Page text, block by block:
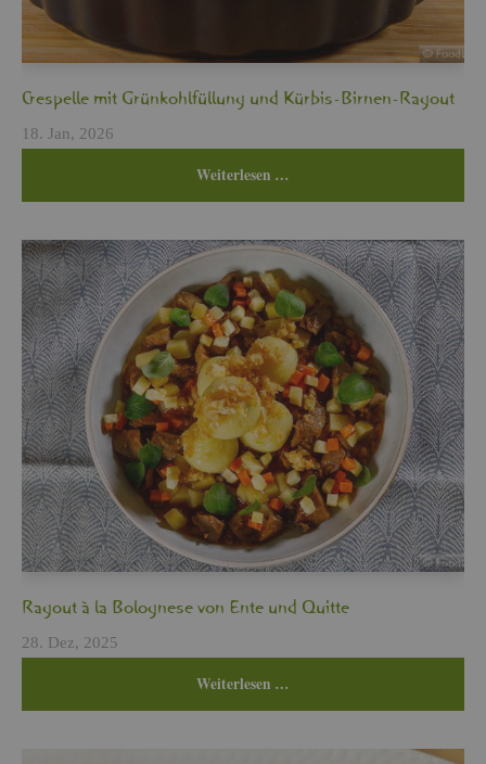
Cres­pel­le mit Grün­kohl­fül­lung und Kür­bis-Bir­nen-Ra­gout
18. Jan, 2026
Wei­ter­le­sen …
Ra­gout à la Bo­lo­gne­se von Ente und Quit­te
28. Dez, 2025
Wei­ter­le­sen …